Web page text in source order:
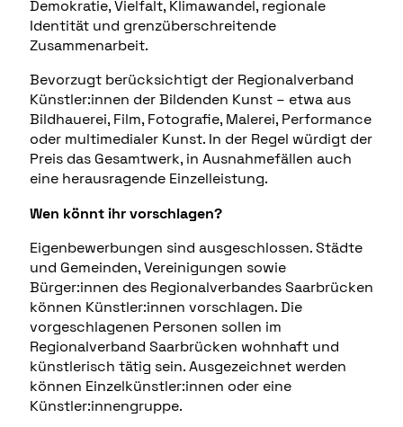
Demokratie, Vielfalt, Klimawandel, regionale
Identität und grenzüberschreitende
Zusammenarbeit.
Bevorzugt berücksichtigt der Regionalverband
Künstler:innen der Bildenden Kunst – etwa aus
Bildhauerei, Film, Fotografie, Malerei, Performance
oder multimedialer Kunst. In der Regel würdigt der
Preis das Gesamtwerk, in Ausnahmefällen auch
eine herausragende Einzelleistung.
Wen könnt ihr vorschlagen?
Eigenbewerbungen sind ausgeschlossen. Städte
und Gemeinden, Vereinigungen sowie
Bürger:innen des Regionalverbandes Saarbrücken
können Künstler:innen vorschlagen. Die
vorgeschlagenen Personen sollen im
Regionalverband Saarbrücken wohnhaft und
künstlerisch tätig sein. Ausgezeichnet werden
können Einzelkünstler:innen oder eine
Künstler:innengruppe.